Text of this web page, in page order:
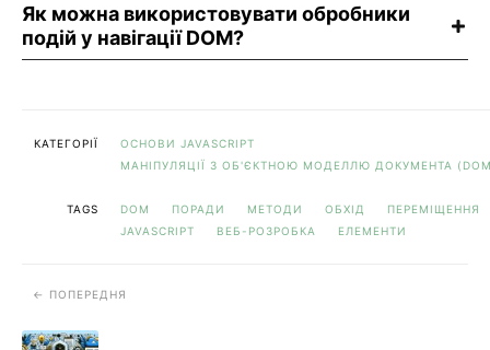
Як можна використовувати обробники
подій у навігації DOM?
КАТЕГОРІЇ
ОСНОВИ JAVASCRIPT
МАНІПУЛЯЦІЇ З ОБ'ЄКТНОЮ МОДЕЛЛЮ ДОКУМЕНТА
TAGS DOM ПОРАДИ МЕТОДИ ОБХІД
ПЕРЕМІЩЕННЯ
JAVASCRIPT
ВЕБ-РОЗРОБКА ЕЛЕМЕНТИ
ПОПЕРЕДНЯ